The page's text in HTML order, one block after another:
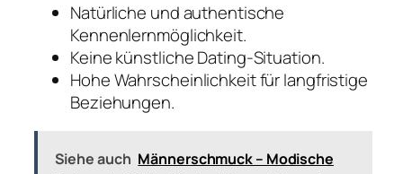
Natürliche und authentische
Kennenlernmöglichkeit.
Keine künstliche Dating-Situation.
Hohe Wahrscheinlichkeit für langfristige
Beziehungen.
Siehe auch Männerschmuck – Modische